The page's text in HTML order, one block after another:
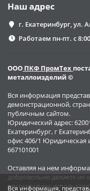
Вся информация,
Наш адрес
г. Екатеринбург, ул.
Работаем пн-пт. с
ООО ПКФ ПромТех
металлоизделий ©
Вся информация
демонстрационной,
публичным сайтом.
Юридический адрес:
Екатеринбург, г
офис 406/1
667101001
Оставляя на нем
добровольно делаете их
рекомендуем